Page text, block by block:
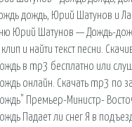
дождь, Юрий Шатунов и
Юрий Шатунов — Дождь-
и найти текст песни.
в mp3 бесплатно или
онлайн. Скачать mp3 по
Премьер-Министр-
Падает ли снег Я в